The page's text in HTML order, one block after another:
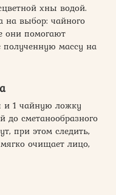
хны водой.
на выбор: чайного
они помогают
массу на
1 чайную ложку
до сметанообразного
при этом следить,
очищает лицо,